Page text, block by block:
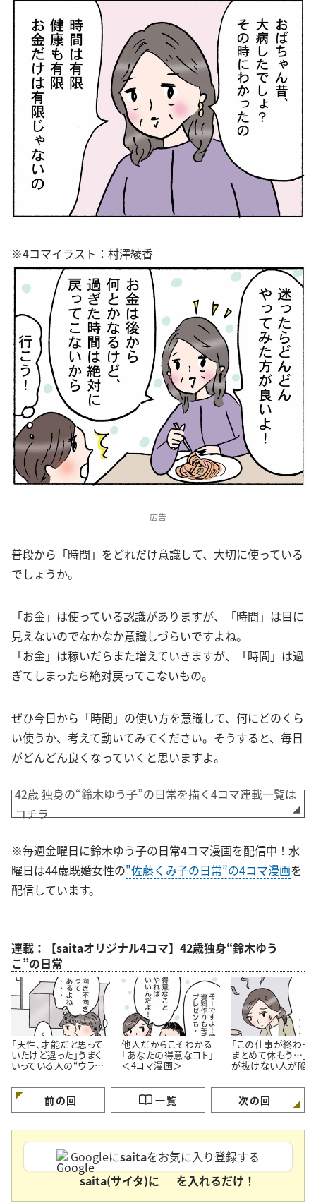
※4コマイラスト：村澤綾香
広告
普段から「時間」をどれだけ意識して、大切に使っている
でしょうか。
「お金」は使っている認識がありますが、「時間」は目に
見えないのでなかなか意識しづらいですよね。
「お金」は稼いだらまた増えていきますが、「時間」は過
ぎてしまったら絶対戻ってこないもの。
ぜひ今日から「時間」の使い方を意識して、何にどのくら
い使うか、考えて動いてみてください。そうすると、毎日
がどんどん良くなっていくと思いますよ。
42歳 独身の“鈴木ゆう子”の日常を描く4コマ連載一覧は
コチラ
※毎週金曜日に鈴木ゆう子の日常4コマ漫画を配信中！水
曜日は44歳既婚女性の"佐藤くみ子の日常”の4コマ漫画を
配信しています。
連載：【saitaオリジナル4コマ】42歳独身“鈴木ゆう
こ”の日常
「天性、才能だと思って
いたけど違った」うまく
いっている人の“ウラ
他人だからこそわかる
「あなたの得意なコト」
＜4コマ漫画＞
「この仕事が終わっ
まとめて休もう…」
が抜けない人が陥
漫画＞
前の回 一覧 次の回
Googleにsaitaをお気に入り登録する
saita(サイタ)に
を入れるだけ！